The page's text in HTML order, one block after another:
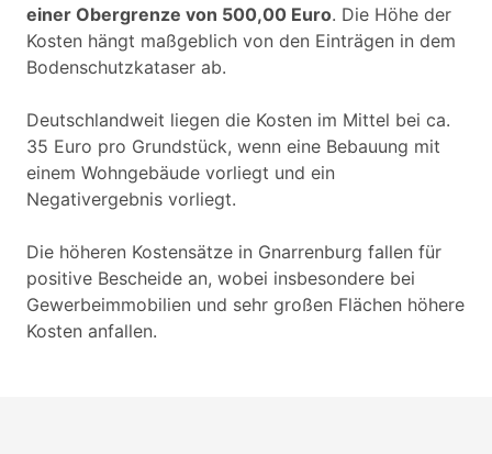
einer Obergrenze von 500,00 Euro. Die Höhe der
Kosten hängt maßgeblich von den Einträgen in dem
Bodenschutzkataser ab.
Deutschlandweit liegen die Kosten im Mittel bei ca.
35 Euro pro Grundstück, wenn eine Bebauung mit
einem Wohngebäude vorliegt und ein
Negativergebnis vorliegt.
Die höheren Kostensätze in Gnarrenburg fallen für
positive Bescheide an, wobei insbesondere bei
Gewerbeimmobilien und sehr großen Flächen höhere
Kosten anfallen.